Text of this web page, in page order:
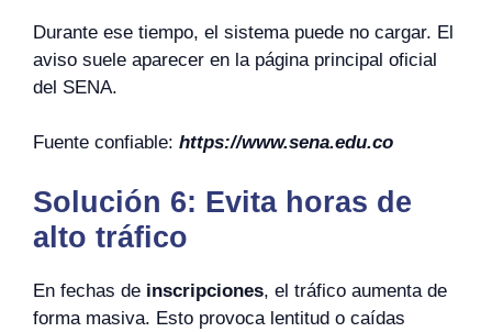
Durante ese tiempo, el sistema puede no cargar. El
aviso suele aparecer en la página principal oficial
del SENA.
Fuente confiable: https://www.sena.edu.co
Solución 6: Evita horas de
alto tráfico
En fechas de inscripciones, el tráfico aumenta de
forma masiva. Esto provoca lentitud o caídas